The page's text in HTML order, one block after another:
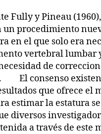
Fully y Pineau (1960),
procedimiento
en el que solo era
vertebral lumbar
de
El consenso
que ofrece el
estimar la estatura
diversos
a través de este